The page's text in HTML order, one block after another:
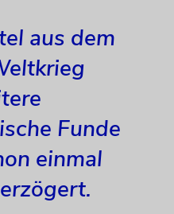
aus dem
Funde
einmal